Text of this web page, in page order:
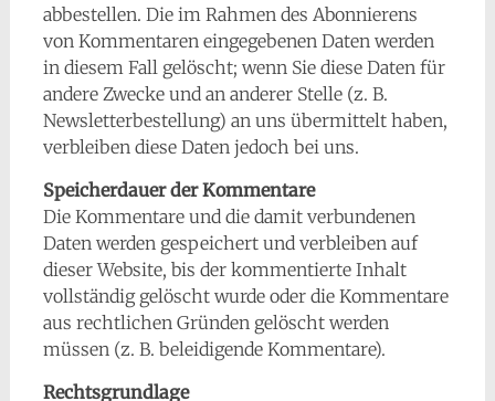
abbestellen. Die im Rahmen des Abonnierens
von Kommentaren eingegebenen Daten werden
in diesem Fall gelöscht; wenn Sie diese Daten für
andere Zwecke und an anderer Stelle (z. B.
Newsletterbestellung) an uns übermittelt haben,
verbleiben diese Daten jedoch bei uns.
Speicherdauer der Kommentare
Die Kommentare und die damit verbundenen
Daten werden gespeichert und verbleiben auf
dieser Website, bis der kommentierte Inhalt
vollständig gelöscht wurde oder die Kommentare
aus rechtlichen Gründen gelöscht werden
müssen (z. B. beleidigende Kommentare).
Rechtsgrundlage